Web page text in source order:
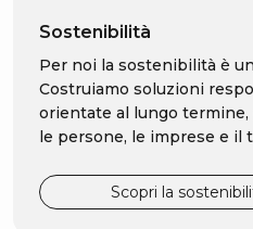
Sostenibilità
Per noi la sostenibilità è
Costruiamo soluzioni
orientate al lungo
le persone, le imprese e il
Scopri la